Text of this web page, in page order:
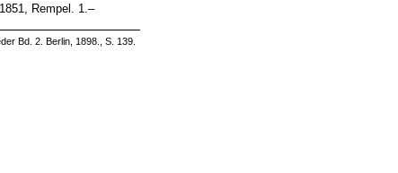
Rempel. 1.–
Bd. 2. Berlin, 1898., S. 139.